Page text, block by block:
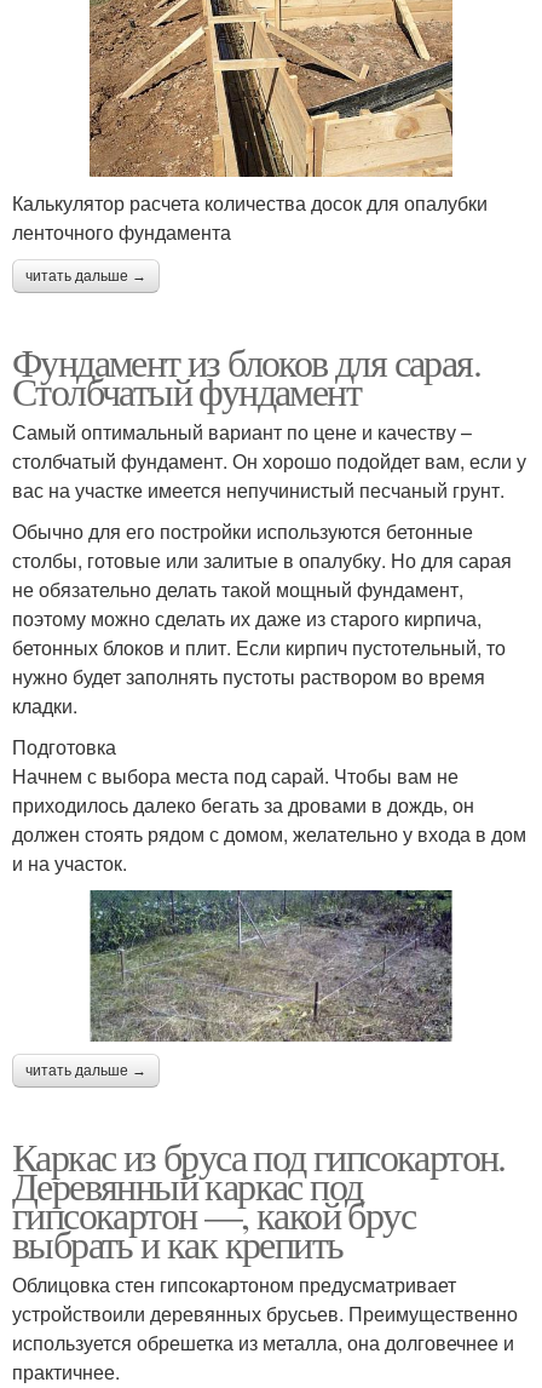
Калькулятор расчета количества досок для опалубки
ленточного фундамента
читать дальше →
Фундамент из блоков для сарая.
Столбчатый фундамент
Самый оптимальный вариант по цене и качеству –
столбчатый фундамент. Он хорошо подойдет вам, если у
вас на участке имеется непучинистый песчаный грунт.
Обычно для его постройки используются бетонные
столбы, готовые или залитые в опалубку. Но для сарая
не обязательно делать такой мощный фундамент,
поэтому можно сделать их даже из старого кирпича,
бетонных блоков и плит. Если кирпич пустотельный, то
нужно будет заполнять пустоты раствором во время
кладки.
Подготовка
Начнем с выбора места под сарай. Чтобы вам не
приходилось далеко бегать за дровами в дождь, он
должен стоять рядом с домом, желательно у входа в дом
и на участок.
читать дальше →
Каркас из бруса под гипсокартон.
Деревянный каркас под
гипсокартон —, какой брус
выбрать и как крепить
Облицовка стен гипсокартоном предусматривает
устройствоили деревянных брусьев. Преимущественно
используется обрешетка из металла, она долговечнее и
практичнее.